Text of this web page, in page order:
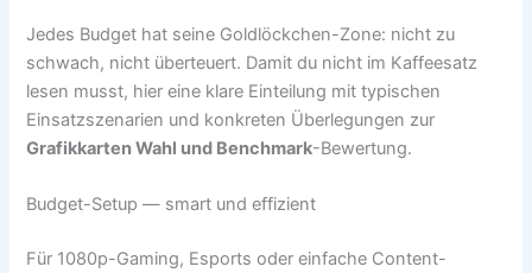
Jedes Budget hat seine Goldlöckchen-Zone: nicht zu
schwach, nicht überteuert. Damit du nicht im Kaffeesatz
lesen musst, hier eine klare Einteilung mit typischen
Einsatzszenarien und konkreten Überlegungen zur
Grafikkarten Wahl und Benchmark-Bewertung.
Budget-Setup — smart und effizient
Für 1080p-Gaming, Esports oder einfache Content-